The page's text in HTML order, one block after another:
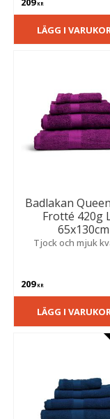
KR
LÄGG I
Badlakan
Frotté 420g
65x130cm
Tjock och mjuk
209KR
LÄGG I